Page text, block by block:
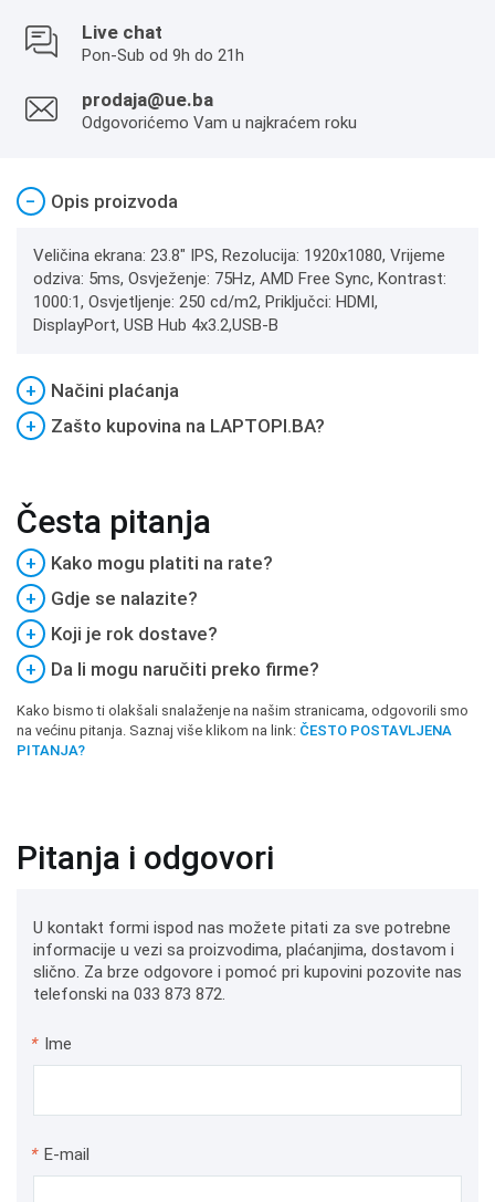
Live chat
Pon-Sub od 9h do 21h
prodaja@ue.ba
Odgovorićemo Vam u najkraćem roku
− Opis proizvoda
Veličina ekrana: 23.8" IPS, Rezolucija: 1920x1080, Vrijeme
odziva: 5ms, Osvježenje: 75Hz, AMD Free Sync, Kontrast:
1000:1, Osvjetljenje: 250 cd/m2, Priključci: HDMI,
DisplayPort, USB Hub 4x3.2,USB-B
+
Načini plaćanja
+
Zašto kupovina na LAPTOPI.BA?
Česta pitanja
+
Kako mogu platiti na rate?
+
Gdje se nalazite?
+
Koji je rok dostave?
+
Da li mogu naručiti preko firme?
Kako bismo ti olakšali snalaženje na našim stranicama, odgovorili smo
na većinu pitanja. Saznaj više klikom na link: ČESTO POSTAVLJENA
PITANJA?
Pitanja i odgovori
U kontakt formi ispod nas možete pitati za sve potrebne
informacije u vezi sa proizvodima, plaćanjima, dostavom i
slično. Za brze odgovore i pomoć pri kupovini pozovite nas
telefonski na 033 873 872.
* Ime
* E-mail